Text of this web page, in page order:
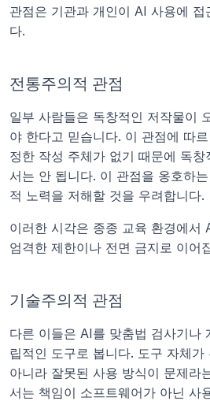
관점은 기관과 개인이 AI 사용에 접
다.
전통주의적 관점
일부 사람들은 독창적인 저작물이
야 한다고 믿습니다. 이 관점에 따
정한 작성 주체가 없기 때문에 독창
서는 안 됩니다. 이 관점을 옹호하
적 노력을 저해할 것을 우려합니다.
이러한 시각은 종종 교육 환경에서
엄격한 제한이나 전면 금지로 이어
기술주의적 관점
다른 이들은 AI를 맞춤법 검사기나
립적인 도구로 봅니다. 도구 자체가
아니라 잘못된 사용 방식이 문제라
서는 책임이 소프트웨어가 아닌 사